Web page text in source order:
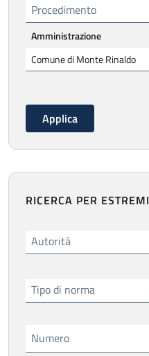
Procedimento
Amministrazione
RICERCA PER
Autorità
Tipo di norma
Numero